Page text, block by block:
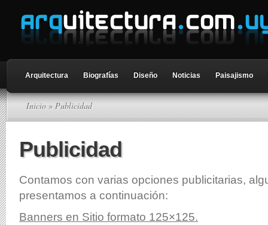
Arquitectura Biografías Diseño Noticias Paisajismo
Inicio » Publicidad
Publicidad
Contamos con varias opciones publicitarias,
presentamos a continuación:
Banners en Sitio formato 125×125.